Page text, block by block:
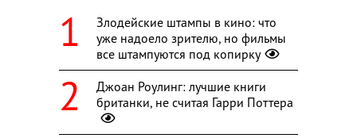
Злодейские штампы в кино: что
уже надоело зрителю, но фильмы
все штампуются под копирку
Джоан Роулинг: лучшие книги
британки, не считая Гарри Поттера